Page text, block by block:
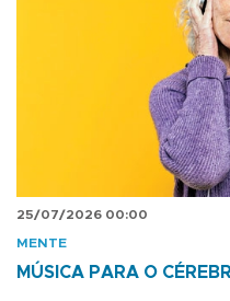
25/07/2026 00:00
MENTE
MÚSICA PARA O